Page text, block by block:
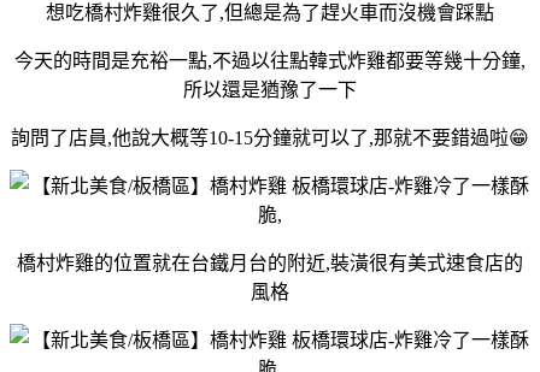
想吃橋村炸雞很久了,但總是為了趕火車而沒機會踩點
今天的時間是充裕一點,不過以往點韓式炸雞都要等幾十分鐘,
所以還是猶豫了一下
詢問了店員,他說大概等10-15分鐘就可以了,那就不要錯過啦😁
橋村炸雞的位置就在台鐵月台的附近,裝潢很有美式速食店的
風格